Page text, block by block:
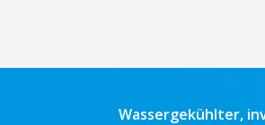
Wassergekühlter,